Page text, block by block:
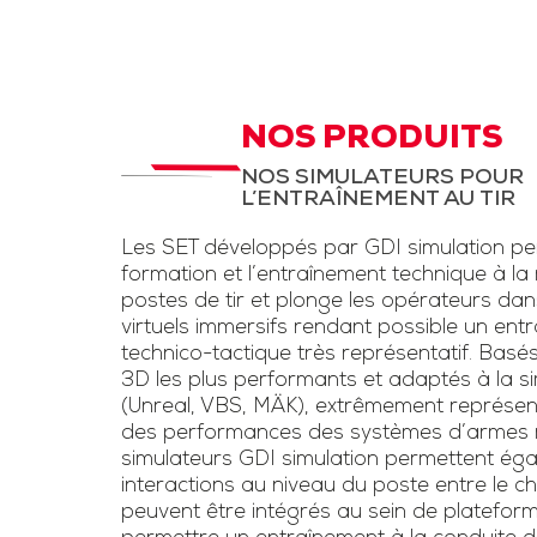
à la menace drone et
la lutte anti-drone.
Inclut un kit pour drone
brouilleur une voie
une simulation
l’usage de
voie »
NOS PRODUITS
NOS SIMULATEURS POUR
L’ENTRAÎNEMENT AU TIR
Les SET développés par GDI simulation
formation et l’entraînement technique à la
postes de tir et plonge les opérateurs
virtuels immersifs rendant possible un
technico-tactique très représentatif.
3D les plus performants et adaptés à la
(Unreal, VBS, MÄK), extrêmement
des performances des systèmes d’armes
simulateurs GDI simulation permettent
interactions au niveau du poste entre le
peuvent être intégrés au sein de